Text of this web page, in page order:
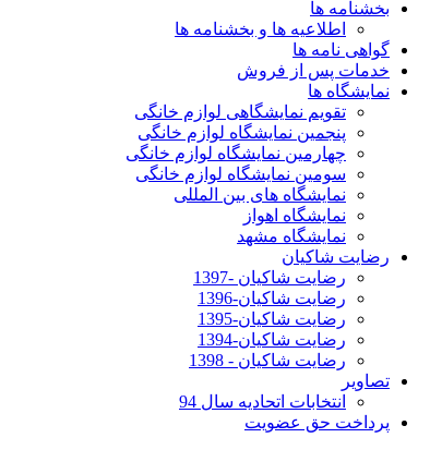
بخشنامه ها
اطلاعیه ها و بخشنامه ها
گواهی نامه ها
خدمات پس از فروش
نمایشگاه ها
تقویم نمایشگاهی لوازم خانگی
پنجمین نمایشگاه لوازم خانگی
چهارمین نمایشگاه لوازم خانگی
سومین نمایشگاه لوازم خانگی
نمایشگاه های بین المللی
نمایشگاه اهواز
نمایشگاه مشهد
رضایت شاکیان
رضایت شاکیان -1397
رضایت شاکیان-1396
رضایت شاکیان-1395
رضایت شاکیان-1394
رضایت شاکیان - 1398
تصاویر
انتخابات اتحادیه سال 94
پرداخت حق عضویت